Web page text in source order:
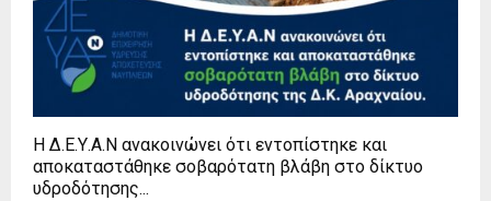
Η Δ.Ε.Υ.Α.Ν ανακοινώνει ότι εντοπίστηκε και
αποκαταστάθηκε σοβαρότατη βλάβη στο δίκτυο
υδροδότησης...